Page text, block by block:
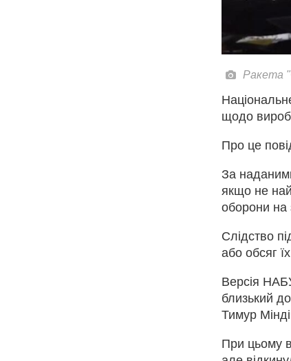
Ракета
щодо
Про це
За
якщо не
оборони на
Слідство
або обсяг
Версія
близький
Тимур
При цьому